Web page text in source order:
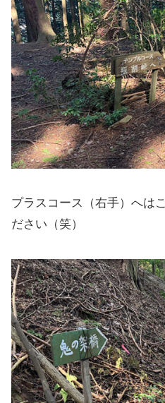
プラスコース（右手）へは
ださい（笑）